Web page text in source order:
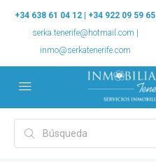
+34 638 61 04 12 | +34 922 09 59 65
serka.tenerife@hotmail.com |
inmo@serkatenerife.com